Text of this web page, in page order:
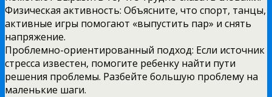
Физическая активность: Объясните, что спорт, танцы,
активные игры помогают «выпустить пар» и снять
напряжение.
Проблемно-ориентированный подход: Если источник
стресса известен, помогите ребенку найти пути
решения проблемы. Разбейте большую проблему на
маленькие шаги.